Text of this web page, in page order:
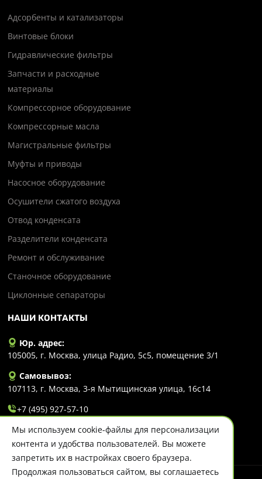
Адсорбенты и катализаторы
Винтовые блоки
Гидравлические фильтры
Запчасти и расходные
материалы
Компрессорное оборудование
Компрессорные масла
Магистральные фильтры
Муфты и приводы
Насосное оборудование
Осушители сжатого воздуха
Отвод конденсата
Разделители конденсата
Ремонт и обслуживание
Станочное оборудование
Циклонные сепараторы
НАШИ КОНТАКТЫ
Юр. адрес:
105005, г. Москва, улица Радио, 5с5, помещение 3/1
Самовывоз:
107113, г. Москва, 3-я Мытищинская улица, 16с14
+7 (495) 927-57-10
info@evlart.ru
Мы используем cookie-файлы для персонализации
контента и удобства пользователей. Вы можете
запретить их в настройках своего браузера.
Продолжая пользоваться сайтом, вы соглашаетесь